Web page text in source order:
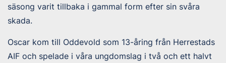
säsong varit tillbaka i gammal form efter sin svåra
skada.
Oscar kom till Oddevold som 13-åring från Herrestads
AIF och spelade i våra ungdomslag i två och ett halvt